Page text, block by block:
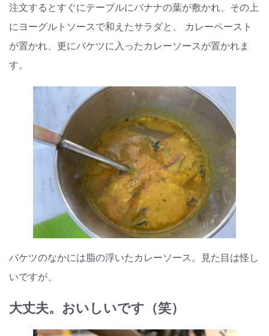
注文するとすぐにテーブルにバナナの葉が敷かれ、その上
にヨーグルトソースで和えたサラダと、 カレーペースト
が置かれ、更にバケツに入ったカレーソースが置かれま
す。
バケツのなかには脂の浮いたカレーソース。見た目は怪し
いですが、
大丈夫。おいしいです（笑）